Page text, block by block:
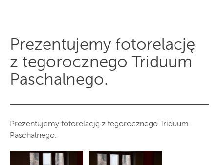
Prezentujemy fotorelację
z tegorocznego Triduum
Paschalnego.
Prezentujemy fotorelację z tegorocznego Triduum
Paschalnego.